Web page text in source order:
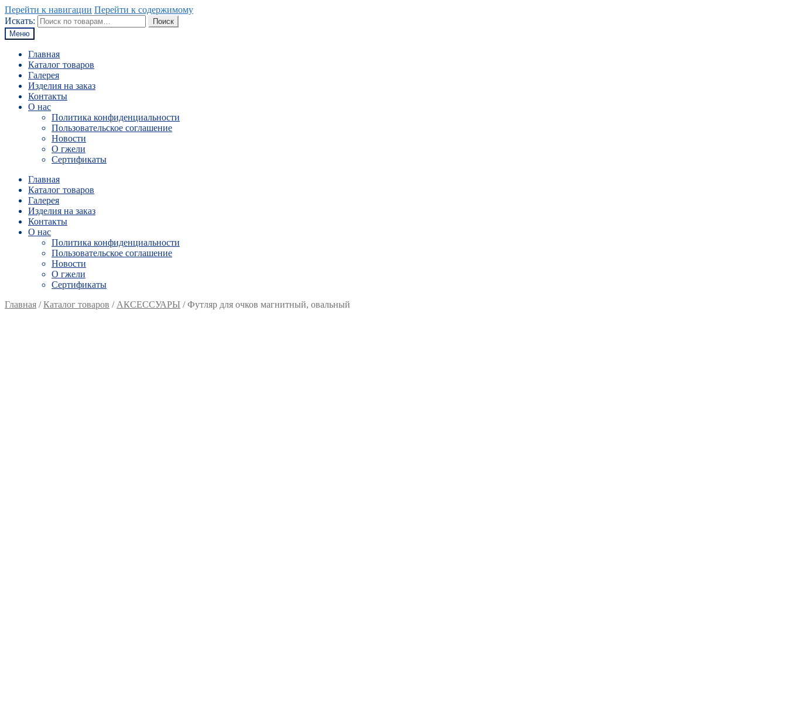
Перейти к навигации Перейти к содержимому
Искать:
Поиск
Меню
Главная
Каталог товаров
Галерея
Изделия на заказ
Контакты
О нас
Политика конфиденциальности
Пользовательское соглашение
Новости
О гжели
Сертификаты
Главная
Каталог товаров
Галерея
Изделия на заказ
Контакты
О нас
Политика конфиденциальности
Пользовательское соглашение
Новости
О гжели
Сертификаты
Главная /Каталог товаров / АКСЕССУАРЫ /Футляр для очков магнитный, овальный